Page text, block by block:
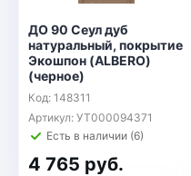
ДО 90 Сеул дуб
натуральный, покрытие
Экошпон (ALBERO)
(черное)
Код: 148311
Артикул: УТ000094371
Есть в наличии (6)
4 765 руб.